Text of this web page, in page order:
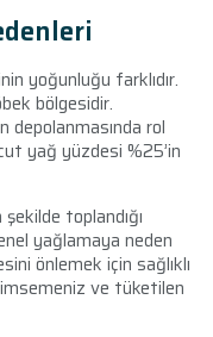
yoğunluğu farklıdır.
bölgesidir.
depolanmasında rol
yağ yüzdesi %25’in
toplandığı
yağlamaya neden
önlemek için sağlıklı
ve tüketilen